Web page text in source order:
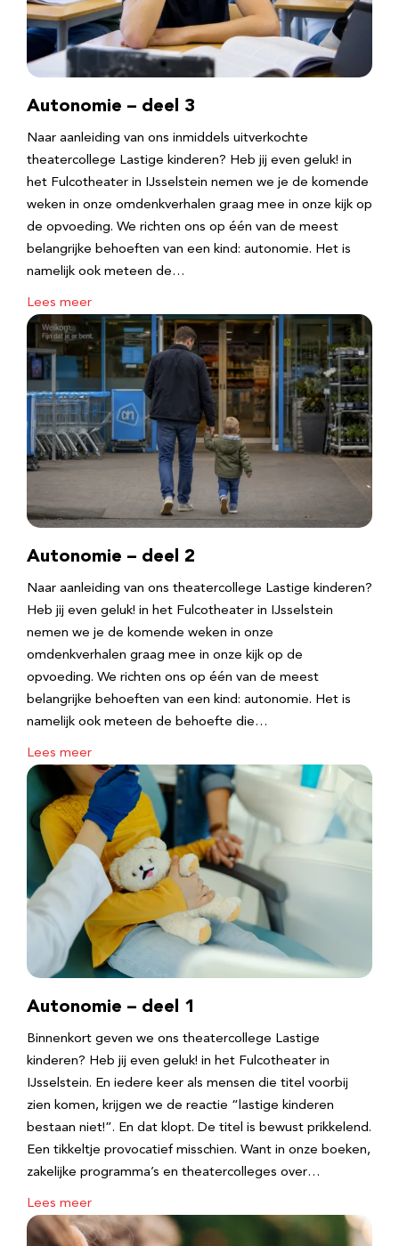
Autonomie – deel 3
Naar aanleiding van ons inmiddels uitverkochte
theatercollege Lastige kinderen? Heb jij even geluk! in
het Fulcotheater in IJsselstein nemen we je de komende
weken in onze omdenkverhalen graag mee in onze kijk op
de opvoeding. We richten ons op één van de meest
belangrijke behoeften van een kind: autonomie. Het is
namelijk ook meteen de…
Lees meer
Autonomie – deel 2
Naar aanleiding van ons theatercollege Lastige kinderen?
Heb jij even geluk! in het Fulcotheater in IJsselstein
nemen we je de komende weken in onze
omdenkverhalen graag mee in onze kijk op de
opvoeding. We richten ons op één van de meest
belangrijke behoeften van een kind: autonomie. Het is
namelijk ook meteen de behoefte die…
Lees meer
Autonomie – deel 1
Binnenkort geven we ons theatercollege Lastige
kinderen? Heb jij even geluk! in het Fulcotheater in
IJsselstein. En iedere keer als mensen die titel voorbij
zien komen, krijgen we de reactie “lastige kinderen
bestaan niet!”. En dat klopt. De titel is bewust prikkelend.
Een tikkeltje provocatief misschien. Want in onze boeken,
zakelijke programma’s en theatercolleges over…
Lees meer